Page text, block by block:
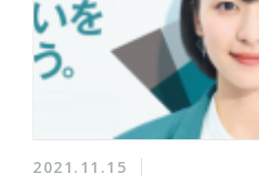
2021.11.15